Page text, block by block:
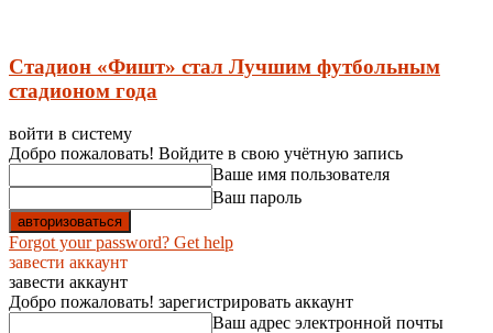
Стадион «Фишт» стал Лучшим футбольным
стадионом года
войти в систему
Добро пожаловать! Войдите в свою учётную запись
Ваше имя пользователя
Ваш пароль
Forgot your password? Get help
завести аккаунт
завести аккаунт
Добро пожаловать! зарегистрировать аккаунт
Ваш адрес электронной почты